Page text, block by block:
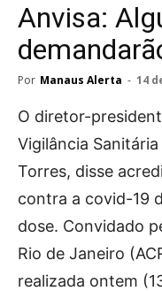
Anvisa:
Por Manaus Alerta - 14
O diretor-
Vigilância
Torres, disse
contra a covid-19
dose. Convidado
Rio de Janeiro
realizada ontem